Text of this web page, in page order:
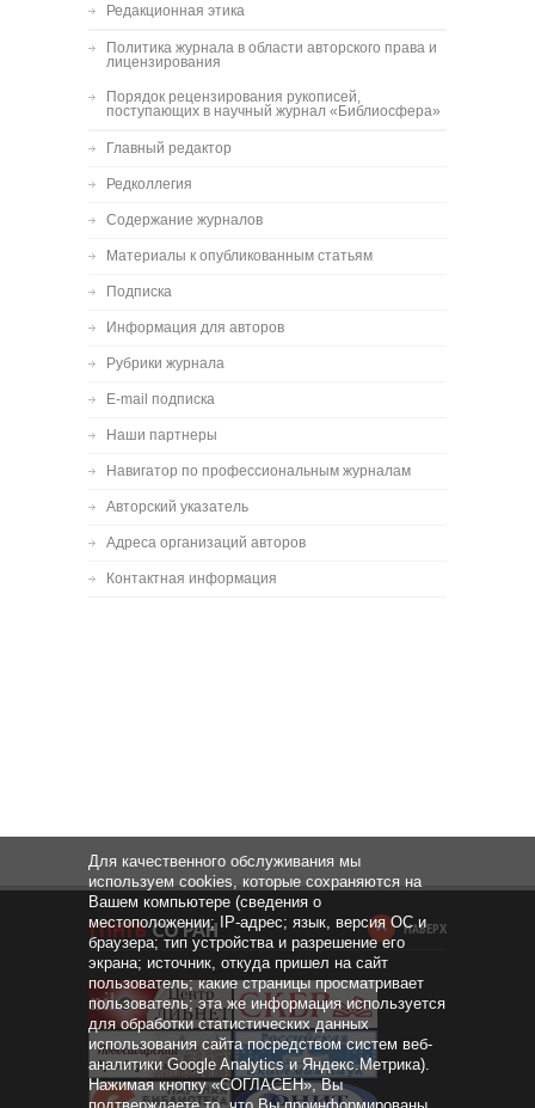
Редакционная этика
Политика журнала в области авторского права и
лицензирования
Порядок рецензирования рукописей,
поступающих в научный журнал «Библиосфера»
Главный редактор
Редколлегия
Содержание журналов
Материалы к опубликованным статьям
Подписка
Информация для авторов
Рубрики журнала
E-mail подписка
Наши партнеры
Навигатор по профессиональным журналам
Авторский указатель
Адреса организаций авторов
Контактная информация
НАВЕРХ
Для качественного обслуживания мы
используем cookies, которые сохраняются на
Вашем компьютере (сведения о
местоположении; IP-адрес; язык, версия ОС и
браузера; тип устройства и разрешение его
экрана; источник, откуда пришел на сайт
пользователь; какие страницы просматривает
пользователь; эта же информация используется
для обработки статистических данных
использования сайта посредством систем веб-
аналитики Google Analytics и Яндекс.Метрика).
Нажимая кнопку «СОГЛАСЕН», Вы